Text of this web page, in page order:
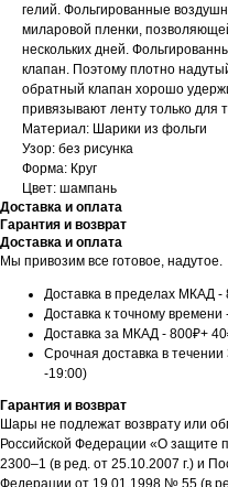
гелий. Фольгированные
миларовой пленки,
нескольких дней.
клапан. Поэтому плотно
обратный клапан хорошо
привязывают ленту только для
Материал: Шарики из фольги
Узор: без рисунка
Форма: Круг
Цвет: шампань
Доставка и оплата
Гарантия и возврат
Доставка и оплата
Мы привозим все готовое, надутое.
Доставка в пределах МКАД -
Доставка к точному времени
Доставка за МКАД - 800₽+
Срочная доставка в
-19:00)
Гарантия и возврат
Шары не подлежат возврату или
Российской Федерации «О защите
2300–1 (в ред. от 25.10.2007 г.) и